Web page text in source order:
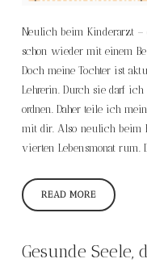
Neulich beim Kinderarzt –
schon wieder mit einem
Doch meine Tochter ist
Lehrerin. Durch sie darf
ordnen. Daher teile ich
mit dir. Also neulich beim
vierten Lebensmonat rum.
READ MORE
Gesunde Seele,